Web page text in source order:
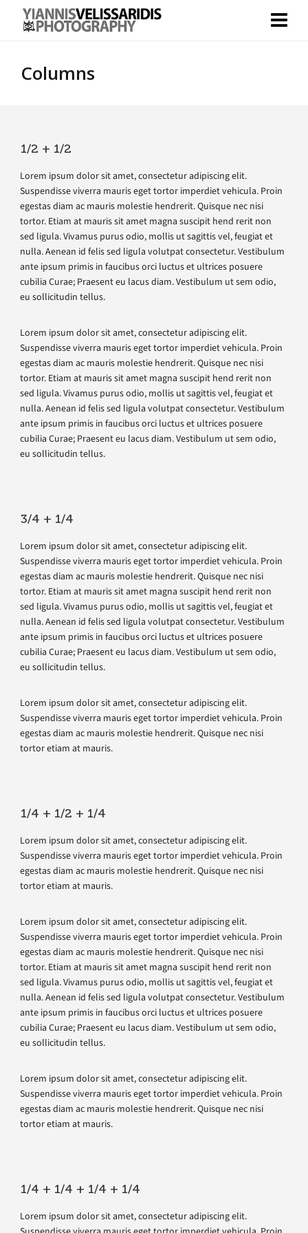
Columns
1/2 + 1/2
Lorem ipsum dolor sit amet, consectetur adipiscing elit.
Suspendisse viverra mauris eget tortor imperdiet vehicula. Proin
egestas diam ac mauris molestie hendrerit. Quisque nec nisi
tortor. Etiam at mauris sit amet magna suscipit hend rerit non
sed ligula. Vivamus purus odio, mollis ut sagittis vel, feugiat et
nulla. Aenean id felis sed ligula volutpat consectetur. Vestibulum
ante ipsum primis in faucibus orci luctus et ultrices posuere
cubilia Curae; Praesent eu lacus diam. Vestibulum ut sem odio,
eu sollicitudin tellus.
Lorem ipsum dolor sit amet, consectetur adipiscing elit.
Suspendisse viverra mauris eget tortor imperdiet vehicula. Proin
egestas diam ac mauris molestie hendrerit. Quisque nec nisi
tortor. Etiam at mauris sit amet magna suscipit hend rerit non
sed ligula. Vivamus purus odio, mollis ut sagittis vel, feugiat et
nulla. Aenean id felis sed ligula volutpat consectetur. Vestibulum
ante ipsum primis in faucibus orci luctus et ultrices posuere
cubilia Curae; Praesent eu lacus diam. Vestibulum ut sem odio,
eu sollicitudin tellus.
3/4 + 1/4
Lorem ipsum dolor sit amet, consectetur adipiscing elit.
Suspendisse viverra mauris eget tortor imperdiet vehicula. Proin
egestas diam ac mauris molestie hendrerit. Quisque nec nisi
tortor. Etiam at mauris sit amet magna suscipit hend rerit non
sed ligula. Vivamus purus odio, mollis ut sagittis vel, feugiat et
nulla. Aenean id felis sed ligula volutpat consectetur. Vestibulum
ante ipsum primis in faucibus orci luctus et ultrices posuere
cubilia Curae; Praesent eu lacus diam. Vestibulum ut sem odio,
eu sollicitudin tellus.
Lorem ipsum dolor sit amet, consectetur adipiscing elit.
Suspendisse viverra mauris eget tortor imperdiet vehicula. Proin
egestas diam ac mauris molestie hendrerit. Quisque nec nisi
tortor etiam at mauris.
1/4 + 1/2 + 1/4
Lorem ipsum dolor sit amet, consectetur adipiscing elit.
Suspendisse viverra mauris eget tortor imperdiet vehicula. Proin
egestas diam ac mauris molestie hendrerit. Quisque nec nisi
tortor etiam at mauris.
Lorem ipsum dolor sit amet, consectetur adipiscing elit.
Suspendisse viverra mauris eget tortor imperdiet vehicula. Proin
egestas diam ac mauris molestie hendrerit. Quisque nec nisi
tortor. Etiam at mauris sit amet magna suscipit hend rerit non
sed ligula. Vivamus purus odio, mollis ut sagittis vel, feugiat et
nulla. Aenean id felis sed ligula volutpat consectetur. Vestibulum
ante ipsum primis in faucibus orci luctus et ultrices posuere
cubilia Curae; Praesent eu lacus diam. Vestibulum ut sem odio,
eu sollicitudin tellus.
Lorem ipsum dolor sit amet, consectetur adipiscing elit.
Suspendisse viverra mauris eget tortor imperdiet vehicula. Proin
egestas diam ac mauris molestie hendrerit. Quisque nec nisi
tortor etiam at mauris.
1/4 + 1/4 + 1/4 + 1/4
Lorem ipsum dolor sit amet, consectetur adipiscing elit.